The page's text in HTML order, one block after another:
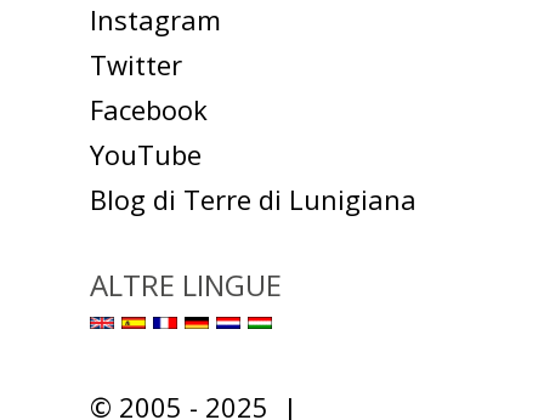
Instagram
Twitter
Facebook
YouTube
Blog di Terre di Lunigiana
ALTRE LINGUE
© 2005 - 2025 |